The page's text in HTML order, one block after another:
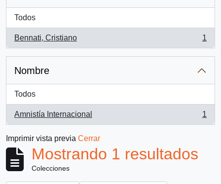
Todos
Bennati, Cristiano
, 1 resultados
1
Nombre
Todos
Amnistía Internacional
, 1 resultados
1
Imprimir vista previa Cerrar
Mostrando 1 resultados
Colecciones